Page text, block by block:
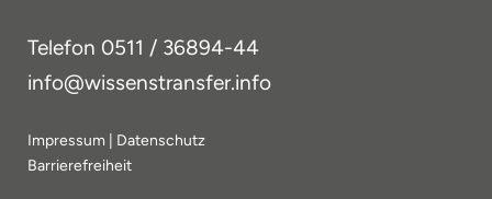
Telefon 0511 / 36894-44
info@wissenstransfer.info
Impressum
Datenschutz
Barrierefreiheit